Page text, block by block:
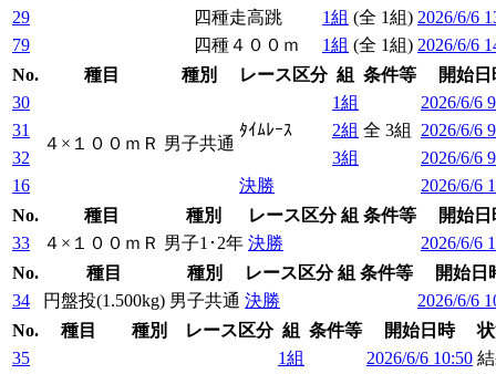
29
四種走高跳 1組 (全 1組) 2026/6/6
79
四種４００ｍ 1組 (全 1組) 2026/6/6
No.
種目 種別 レース区分 組 条件等
開始日
30
４×１００ｍＲ 男子共通
ﾀｲﾑﾚｰｽ
1組
全 3組
2026/6/6
31
2組
2026/6/6
32
3組
2026/6/6
16
決勝
2026/6/6
No.
種目 種別 レース区分 組 条件等
開始日
33
４×１００ｍＲ 男子1･2年 決勝
2026/6/6
No.
種目 種別 レース区分 組 条件等
開始日
34
円盤投(1.500kg) 男子共通 決勝
2026/6/6
No.
種目 種別 レース区分 組 条件等 開始日時
35
1組 2026/6/6 10:50